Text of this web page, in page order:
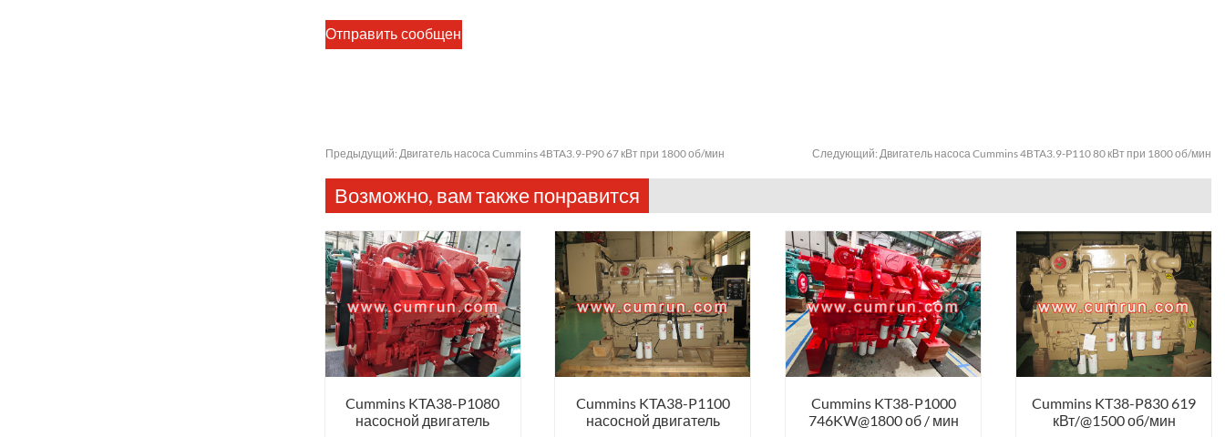
Предыдущий: Двигатель насоса Cummins 4BTA3.9-P90 67 кВт при 1800 об/мин Следующий: Двигатель насоса Cummins 4BTA3.9-P110 80 кВт при 1800 об/мин
Возможно, вам также понравится
Cummins KTA38-P1080
насосной двигатель
Cummins KTA38-P1100
насосной двигатель
Cummins KT38-P1000
746KW@1800 об / мин
Cummins KT38-P830 619
кВт/@1500 об/мин